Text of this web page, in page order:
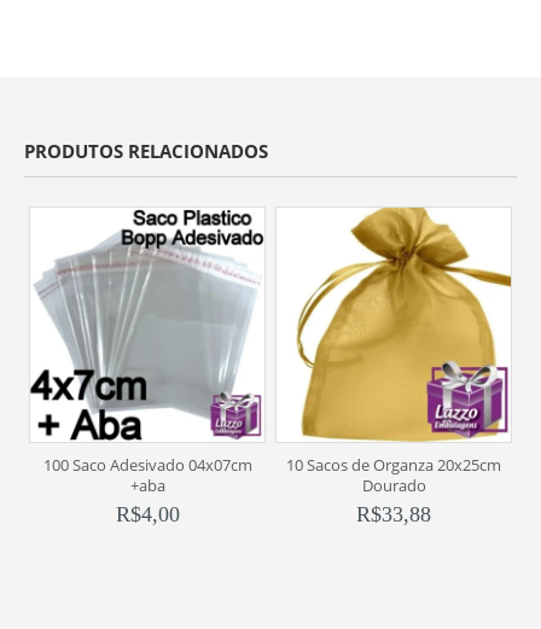
PRODUTOS RELACIONADOS
100 Saco Adesivado 04x07cm
+aba
R$4,00
10 Sacos de Organza 20x25cm
Dourado
R$33,88